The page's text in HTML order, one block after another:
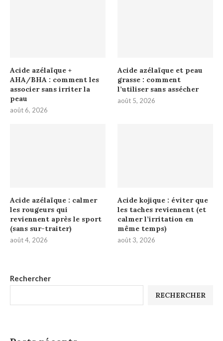
Rechercher
RECHERCHER
Acide azélaïque +
AHA/BHA : comment les
associer sans irriter la
peau
août 6, 2026
Acide azélaïque et peau
grasse : comment
l’utiliser sans assécher
août 5, 2026
Acide azélaïque : calmer
les rougeurs qui
reviennent après le sport
(sans sur-traiter)
août 4, 2026
Acide kojique : éviter que
les taches reviennent (et
calmer l’irritation en
même temps)
août 3, 2026